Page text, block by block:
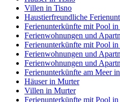
Villen in Tisno
Haustierfreundliche
Ferienunterkünfte mit Pool
Ferienwohnungen und
Ferienunterkünfte mit Pool
Ferienwohnungen und
Ferienwohnungen und
Ferienunterkünfte am Meer
Häuser in Murter
Villen in Murter
Ferienunterkünfte mit Pool